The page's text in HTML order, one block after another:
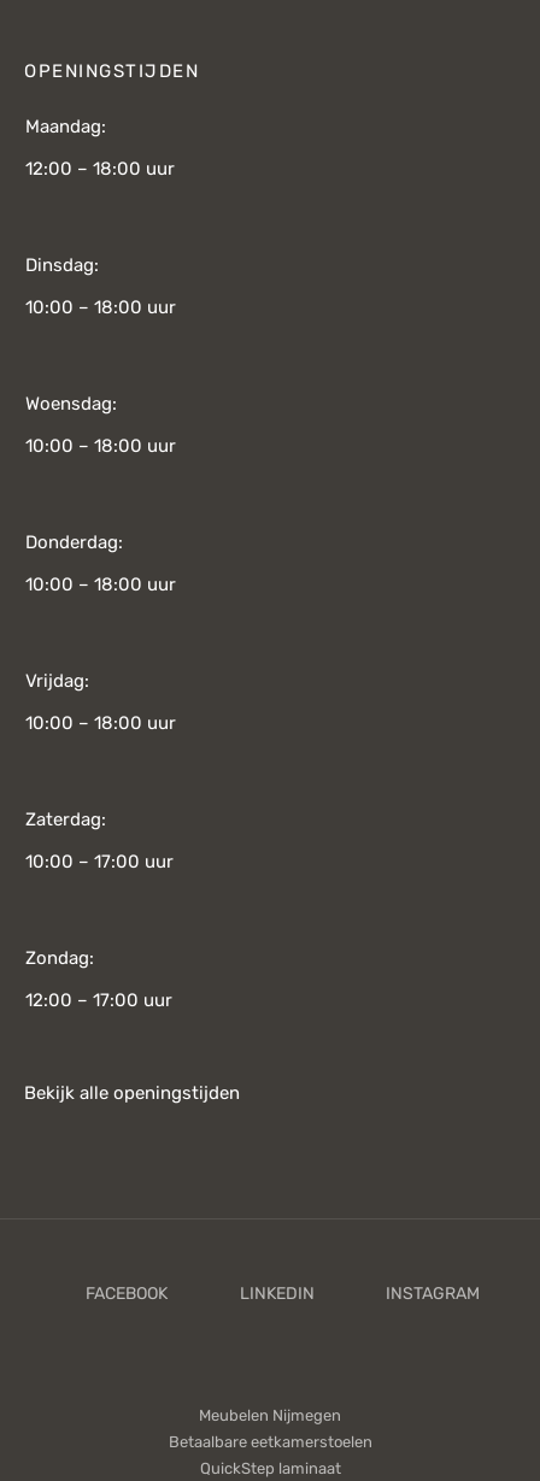
OPENINGSTIJDEN
Maandag:
12:00 – 18:00 uur
Dinsdag:
10:00 – 18:00 uur
Woensdag:
10:00 – 18:00 uur
Donderdag:
10:00 – 18:00 uur
Vrijdag:
10:00 – 18:00 uur
Zaterdag:
10:00 – 17:00 uur
Zondag:
12:00 – 17:00 uur
Bekijk alle openingstijden
Meubelen Nijmegen
Betaalbare eetkamerstoelen
QuickStep laminaat